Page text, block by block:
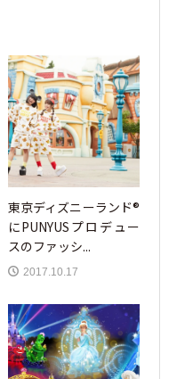
東京ディズニーランド®
にPUNYUSプロデュー
スのファッシ...
2017.10.17